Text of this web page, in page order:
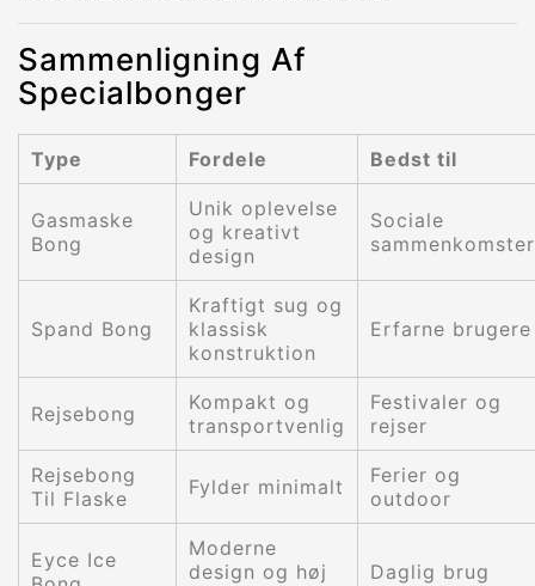
Sammenligning Af
Specialbonger
Type Fordele Bedst til
Gasmaske
Bong
Unik oplevelse
og kreativt
design
Sociale
sammenkomster
Spand Bong
Kraftigt sug og
klassisk
konstruktion
Erfarne brugere
Rejsebong
Kompakt og
transportvenlig
Festivaler og
rejser
Rejsebong
Til Flaske
Fylder minimalt
Ferier og
outdoor
Eyce Ice
Moderne
design og høj
Daglig brug